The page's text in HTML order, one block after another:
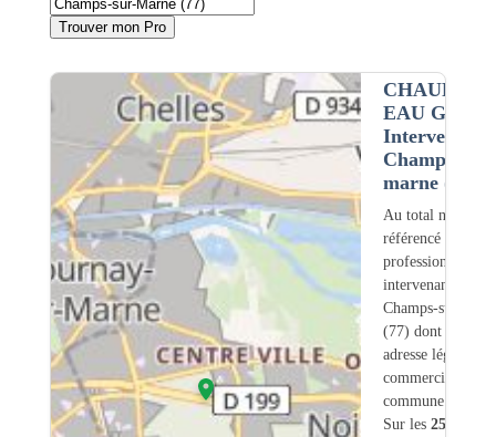
Trouver mon Pro
CHAUFFE-
EAU GAZ
Intervention
Champs-sur-
marne (77)
Au total nous
référencé
professionnels
intervenant sur
Champs-sur-
(77) dont
adresse légale ou
commerciale
commune.
Sur les 257